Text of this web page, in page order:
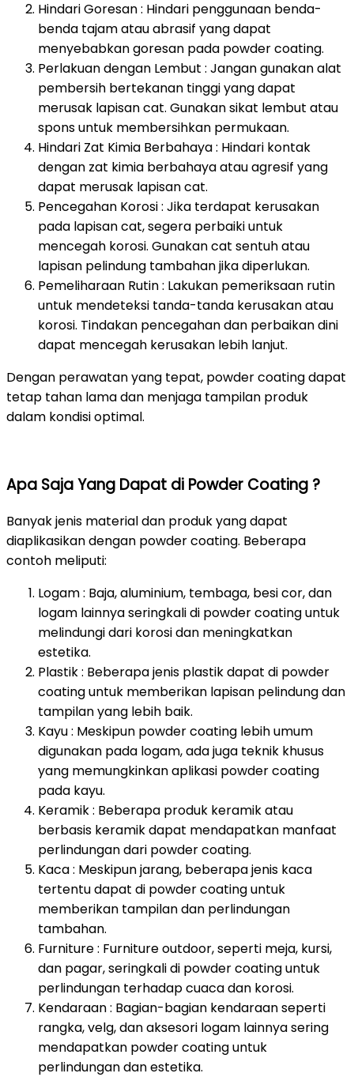
Hindari Goresan : Hindari penggunaan benda-
benda tajam atau abrasif yang dapat
menyebabkan goresan pada powder coating.
Perlakuan dengan Lembut : Jangan gunakan alat
pembersih bertekanan tinggi yang dapat
merusak lapisan cat. Gunakan sikat lembut atau
spons untuk membersihkan permukaan.
Hindari Zat Kimia Berbahaya : Hindari kontak
dengan zat kimia berbahaya atau agresif yang
dapat merusak lapisan cat.
Pencegahan Korosi : Jika terdapat kerusakan
pada lapisan cat, segera perbaiki untuk
mencegah korosi. Gunakan cat sentuh atau
lapisan pelindung tambahan jika diperlukan.
Pemeliharaan Rutin : Lakukan pemeriksaan rutin
untuk mendeteksi tanda-tanda kerusakan atau
korosi. Tindakan pencegahan dan perbaikan dini
dapat mencegah kerusakan lebih lanjut.
Dengan perawatan yang tepat, powder coating dapat
tetap tahan lama dan menjaga tampilan produk
dalam kondisi optimal.
Apa Saja Yang Dapat di Powder Coating ?
Banyak jenis material dan produk yang dapat
diaplikasikan dengan powder coating. Beberapa
contoh meliputi:
Logam : Baja, aluminium, tembaga, besi cor, dan
logam lainnya seringkali di powder coating untuk
melindungi dari korosi dan meningkatkan
estetika.
Plastik : Beberapa jenis plastik dapat di powder
coating untuk memberikan lapisan pelindung dan
tampilan yang lebih baik.
Kayu : Meskipun powder coating lebih umum
digunakan pada logam, ada juga teknik khusus
yang memungkinkan aplikasi powder coating
pada kayu.
Keramik : Beberapa produk keramik atau
berbasis keramik dapat mendapatkan manfaat
perlindungan dari powder coating.
Kaca : Meskipun jarang, beberapa jenis kaca
tertentu dapat di powder coating untuk
memberikan tampilan dan perlindungan
tambahan.
Furniture : Furniture outdoor, seperti meja, kursi,
dan pagar, seringkali di powder coating untuk
perlindungan terhadap cuaca dan korosi.
Kendaraan : Bagian-bagian kendaraan seperti
rangka, velg, dan aksesori logam lainnya sering
mendapatkan powder coating untuk
perlindungan dan estetika.